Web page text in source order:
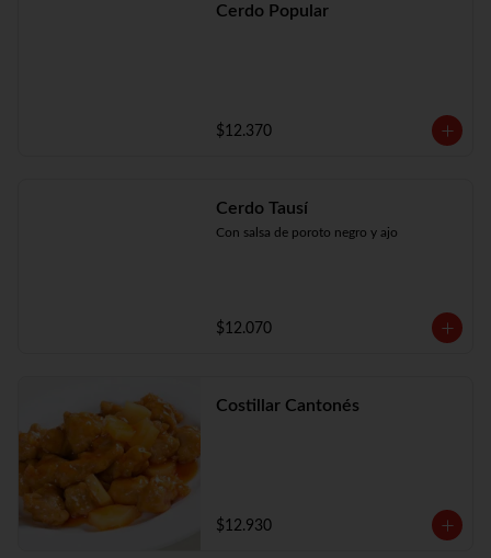
Cerdo Popular
$12.370
Cerdo Tausí
Con salsa de poroto negro y ajo
$12.070
Costillar Cantonés
$12.930